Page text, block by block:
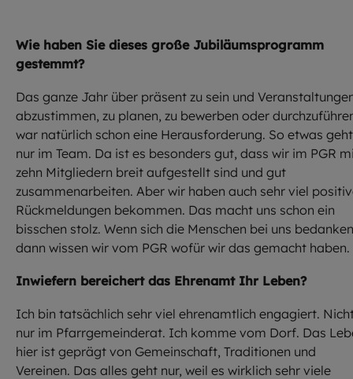
Wie haben Sie dieses große Jubiläumsprogramm
gestemmt?
Das ganze Jahr über präsent zu sein und
abzustimmen, zu planen, zu bewerben oder
war natürlich schon eine Herausforderung. So etwas geht
nur im Team. Da ist es besonders gut, dass wir im PGR
zehn Mitgliedern breit aufgestellt sind und gut
zusammenarbeiten. Aber wir haben auch sehr viel
Rückmeldungen bekommen. Das macht uns schon ein
bisschen stolz. Wenn sich die Menschen bei uns
dann wissen wir vom PGR wofür wir das gemacht haben.
Inwiefern bereichert das Ehrenamt Ihr Leben?
Ich bin tatsächlich sehr viel ehrenamtlich engagiert.
nur im Pfarrgemeinderat. Ich komme vom Dorf. Das
hier ist geprägt von Gemeinschaft, Traditionen und
Vereinen. Das alles geht nur, weil es wirklich sehr viele